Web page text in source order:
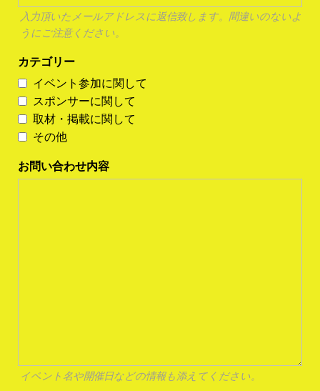
入力頂いたメールアドレスに返信致します。間違いのないよ
うにご注意ください。
カテゴリー
イベント参加に関して
スポンサーに関して
取材・掲載に関して
その他
お問い合わせ内容
イベント名や開催日などの情報も添えてください。